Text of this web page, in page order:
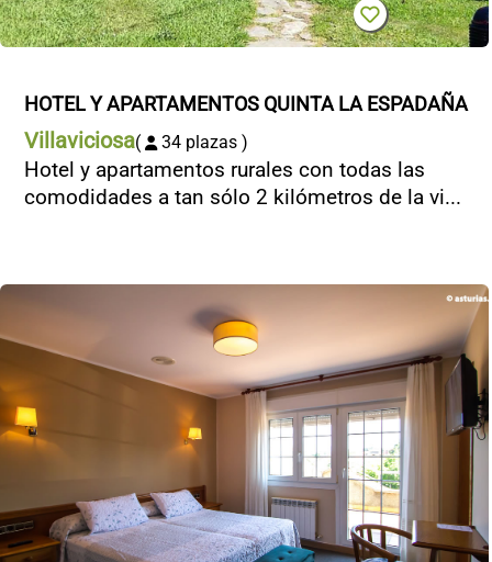
HOTEL Y APARTAMENTOS QUINTA LA ESPADAÑA
Villaviciosa( 34 plazas )
Hotel y apartamentos rurales con todas las
comodidades a tan sólo 2 kilómetros de la vi...